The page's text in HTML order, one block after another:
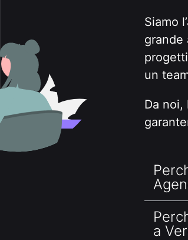
Siamo
grande
un
Da noi,
a